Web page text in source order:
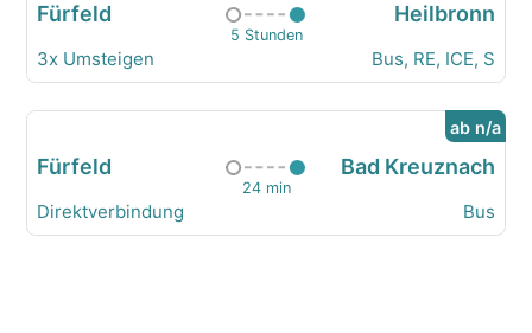
Fürfeld
5 Stunden
Heilbronn
3x Umsteigen Bus, RE, ICE, S
ab n/a
Fürfeld
24 min
Bad Kreuznach
Direktverbindung Bus